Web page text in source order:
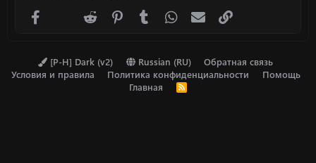
FacebookX (Twitter)
Reddit PinterestTumblr WhatsAppЭлектронная почта
[P-H] Dark (v2) Russian (RU)
Обратная связь
Условия и правила
Политика конфиденциальности
Помощь
Главная
R